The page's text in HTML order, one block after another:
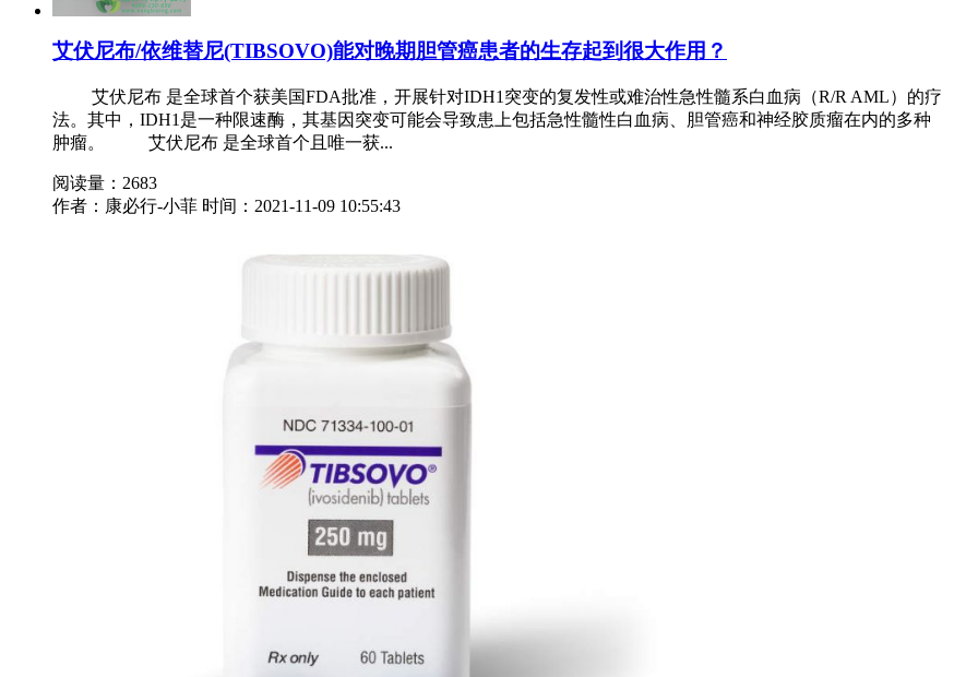
艾伏尼布/依维替尼(TIBSOVO)能对晚期胆管癌患者的生存起到很大作用？
艾伏尼布 是全球首个获美国FDA批准，开展针对IDH1突变的复发性或难治性急性髓系白血病（R/R AML）的疗
法。其中，IDH1是一种限速酶，其基因突变可能会导致患上包括急性髓性白血病、胆管癌和神经胶质瘤在内的多种
肿瘤。 艾伏尼布 是全球首个且唯一获...
阅读量：2683
作者：康必行-小菲 时间：2021-11-09 10:55:43